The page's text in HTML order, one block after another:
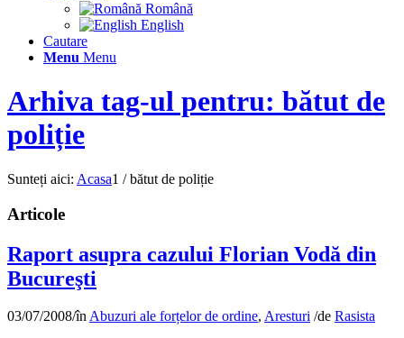
Română
English
Cautare
Menu Menu
Arhiva tag-ul pentru: bătut de
poliție
Sunteți aici: Acasa1 / bătut de poliție
Articole
Raport asupra cazului Florian Vodă din
Bucureşti
03/07/2008/înAbuzuri ale forțelor de ordine, Aresturi /de Rasista